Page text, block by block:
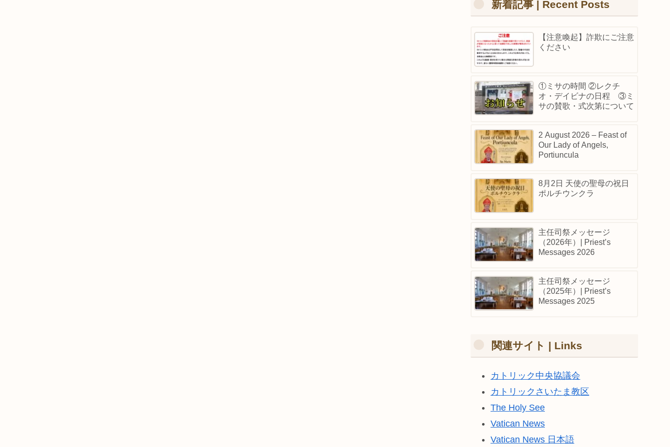
新着記事 | Recent Posts
【注意喚起】詐欺にご注意
ください
①ミサの時間 ②レクチ
オ・デイビナの日程 ③ミ
サの賛歌・式次第について
2 August 2026 – Feast of
Our Lady of Angels,
Portiuncula
8月2日 天使の聖母の祝日
ポルチウンクラ
主任司祭メッセージ
（2026年）| Priest’s
Messages 2026
主任司祭メッセージ
（2025年）| Priest’s
Messages 2025
関連サイト | Links
カトリック中央協議会
カトリックさいたま教区
The Holy See
Vatican News
Vatican News 日本語